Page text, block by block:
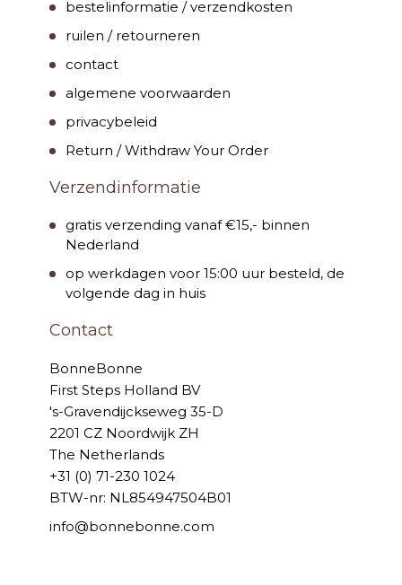
bestelinformatie / verzendkosten
ruilen / retourneren
contact
algemene voorwaarden
privacybeleid
Return / Withdraw Your Order
Verzendinformatie
gratis verzending vanaf €15,- binnen
Nederland
op werkdagen voor 15:00 uur besteld, de
volgende dag in huis
Contact
BonneBonne
First Steps Holland BV
's-Gravendijckseweg 35-D
2201 CZ Noordwijk ZH
The Netherlands
+31 (0) 71-230 1024
BTW-nr: NL854947504B01
info@bonnebonne.com